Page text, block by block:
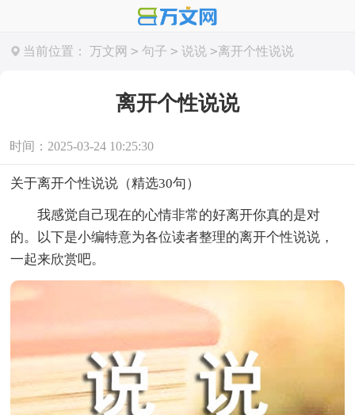
当前位置： 万文网 > 句子 > 说说 >离开个性说说
离开个性说说
时间：2025-03-24 10:25:30
关于离开个性说说（精选30句）
我感觉自己现在的心情非常的好离开你真的是对
的。以下是小编特意为各位读者整理的离开个性说说，
一起来欣赏吧。